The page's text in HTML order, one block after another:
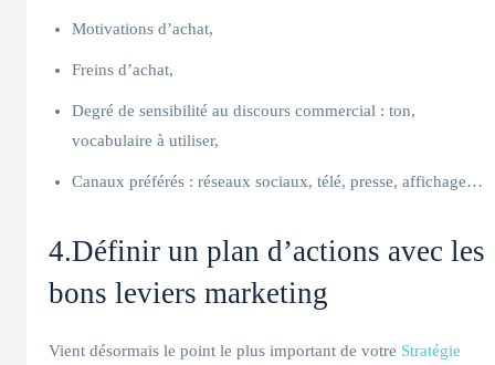
Motivations d’achat,
Freins d’achat,
Degré de sensibilité au discours commercial : ton,
vocabulaire à utiliser,
Canaux préférés : réseaux sociaux, télé, presse, affichage…
4.Définir un plan d’actions avec les
bons leviers marketing
Vient désormais le point le plus important de votre Stratégie